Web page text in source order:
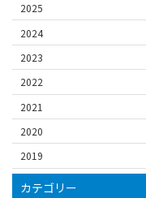
2025
2024
2023
2022
2021
2020
2019
カテゴリー